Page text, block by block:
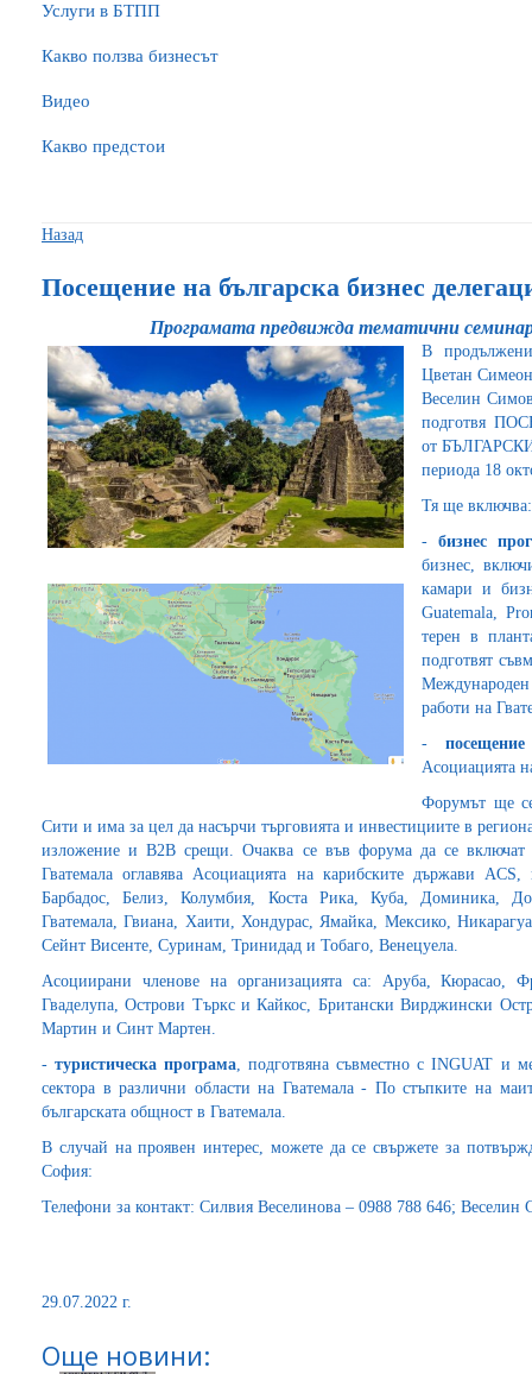
Услуги в БТПП
Какво ползва бизнесът
Видео
Какво предстои
Назад
Посещение на българска бизнес
Програмата предвижда тематични
В
Цветан
Веселин
подготвя
от
периода 18
Тя ще включва:
- бизнес
бизнес,
камари и
Guatemala,
терен в
подготвят
работи на
-
Асоциацията
Форумът ще
Сити и има за цел да насърчи търговията и инвестициите в
изложение и B2B срещи. Очаква се във форума да се
Гватемала оглавява Асоциацията на карибските държави
Барбадос, Белиз, Колумбия, Коста Рика, Куба, Доминика,
Гватемала, Гвиана, Хаити, Хондурас, Ямайка, Мексико,
Сейнт Висенте, Суринам, Тринидад и Тобаго, Венецуела.
Асоциирани членове на организацията са: Аруба, Кюрасао,
Гваделупа, Острови Търкс и Кайкос, Британски Вирджински
Мартин и Синт Мартен.
-туристическа програма, подготвяна съвместно с INGUAT и
сектора в различни области на Гватемала - По стъпките на
българската общност в Гватемала.
В случай на проявен интерес, можете да се свържете за
София:
Телефони за контакт: Силвия Веселинова – 0988 788 646; Веселин
29.07.2022 г.
Още новини: